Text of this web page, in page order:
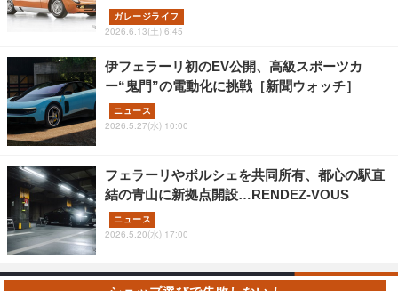
ガレージライフ
2026.6.13(土) 6:45
伊フェラーリ初のEV公開、高級スポーツカ
ー“鬼門”の電動化に挑戦［新聞ウォッチ］
ニュース
2026.5.27(水) 10:00
フェラーリやポルシェを共同所有、都心の駅直
結の青山に新拠点開設…RENDEZ-VOUS
ニュース
2026.5.20(水) 17:00